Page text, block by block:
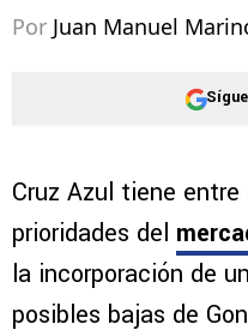
Por Juan Manuel
Cruz Azul tiene
prioridades del
la incorporación de
posibles bajas de